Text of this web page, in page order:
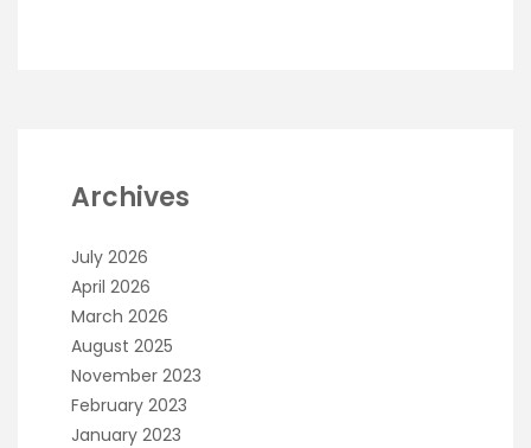
Archives
July 2026
April 2026
March 2026
August 2025
November 2023
February 2023
January 2023